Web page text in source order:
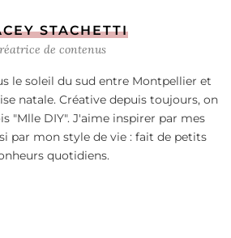
STACHETTI
de contenus
le soleil du sud entre Montpellier et
natale. Créative depuis toujours, on
"Mlle DIY". J'aime inspirer par mes
par mon style de vie : fait de petits
quotidiens.